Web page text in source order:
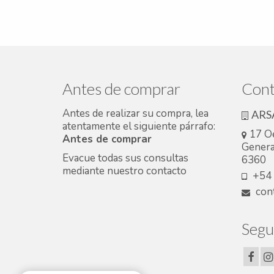
Antes de comprar
Antes de realizar su compra, lea
atentamente el siguiente párrafo:
Antes de comprar
Evacue todas sus consultas
mediante nuestro contacto
17
6360